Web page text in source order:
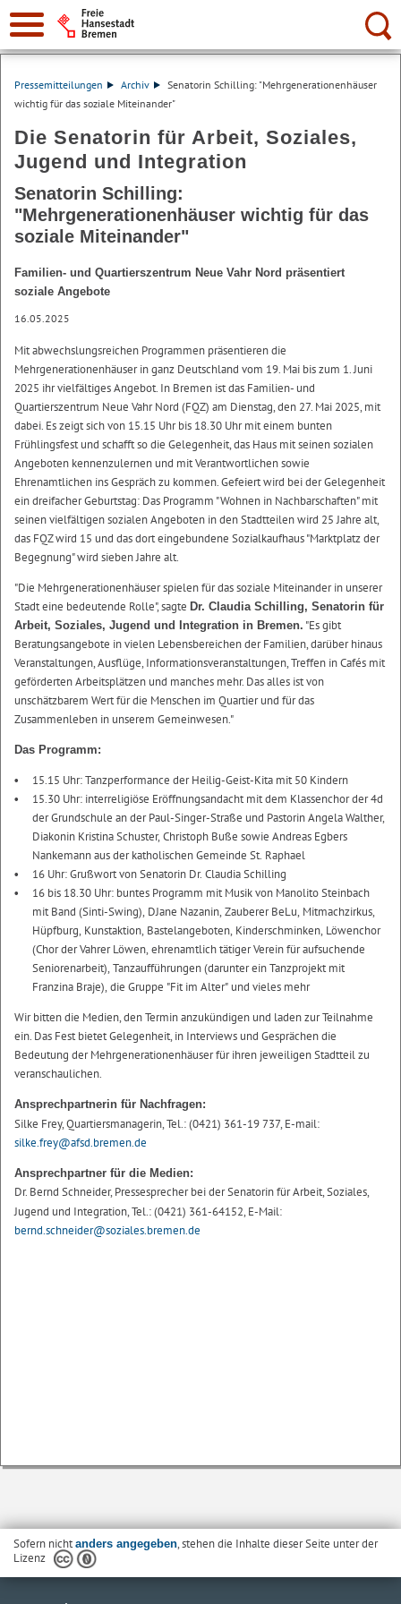
Suche:
Pressemitteilungen Archiv
Senatorin Schilling: "Mehrgenerationenhäuser
wichtig für das soziale Miteinander"
Die Senatorin für Arbeit, Soziales,
Jugend und Integration
Senatorin Schilling:
"Mehrgenerationenhäuser wichtig für das
soziale Miteinander"
Familien- und Quartierszentrum Neue Vahr Nord präsentiert
soziale Angebote
16.05.2025
Mit abwechslungsreichen Programmen präsentieren die
Mehrgenerationenhäuser in ganz Deutschland vom 19. Mai bis zum 1. Juni
2025 ihr vielfältiges Angebot. In Bremen ist das Familien- und
Quartierszentrum Neue Vahr Nord (FQZ) am Dienstag, den 27. Mai 2025, mit
dabei. Es zeigt sich von 15.15 Uhr bis 18.30 Uhr mit einem bunten
Frühlingsfest und schafft so die Gelegenheit, das Haus mit seinen sozialen
Angeboten kennenzulernen und mit Verantwortlichen sowie
Ehrenamtlichen ins Gespräch zu kommen. Gefeiert wird bei der Gelegenheit
ein dreifacher Geburtstag: Das Programm "Wohnen in Nachbarschaften" mit
seinen vielfältigen sozialen Angeboten in den Stadtteilen wird 25 Jahre alt,
das FQZ wird 15 und das dort eingebundene Sozialkaufhaus "Marktplatz der
Begegnung" wird sieben Jahre alt.
"Die Mehrgenerationenhäuser spielen für das soziale Miteinander in unserer
Stadt eine bedeutende Rolle", sagte Dr. Claudia Schilling, Senatorin für
Arbeit, Soziales, Jugend und Integration in Bremen. "Es gibt
Beratungsangebote in vielen Lebensbereichen der Familien, darüber hinaus
Veranstaltungen, Ausflüge, Informationsveranstaltungen, Treffen in Cafés mit
geförderten Arbeitsplätzen und manches mehr. Das alles ist von
unschätzbarem Wert für die Menschen im Quartier und für das
Zusammenleben in unserem Gemeinwesen."
Das Programm:
15.15 Uhr: Tanzperformance der Heilig-Geist-Kita mit 50 Kindern
15.30 Uhr: interreligiöse Eröffnungsandacht mit dem Klassenchor der 4d
der Grundschule an der Paul-Singer-Straße und Pastorin Angela Walther,
Diakonin Kristina Schuster, Christoph Buße sowie Andreas Egbers
Nankemann aus der katholischen Gemeinde St. Raphael
16 Uhr: Grußwort von Senatorin Dr. Claudia Schilling
16 bis 18.30 Uhr: buntes Programm mit Musik von Manolito Steinbach
mit Band (Sinti-Swing), DJane Nazanin, Zauberer BeLu, Mitmachzirkus,
Hüpfburg, Kunstaktion, Bastelangeboten, Kinderschminken, Löwenchor
(Chor der Vahrer Löwen, ehrenamtlich tätiger Verein für aufsuchende
Seniorenarbeit), Tanzaufführungen (darunter ein Tanzprojekt mit
Franzina Braje), die Gruppe "Fit im Alter" und vieles mehr
Wir bitten die Medien, den Termin anzukündigen und laden zur Teilnahme
ein. Das Fest bietet Gelegenheit, in Interviews und Gesprächen die
Bedeutung der Mehrgenerationenhäuser für ihren jeweiligen Stadtteil zu
veranschaulichen.
Ansprechpartnerin für Nachfragen:
Silke Frey, Quartiersmanagerin, Tel.: (0421) 361-19 737, E-mail:
silke.frey@afsd.bremen.de
Ansprechpartner für die Medien:
Dr. Bernd Schneider, Pressesprecher bei der Senatorin für Arbeit, Soziales,
Jugend und Integration, Tel.: (0421) 361-64152, E-Mail:
bernd.schneider@soziales.bremen.de
Sofern nichtanders angegeben, stehen die Inhalte dieser Seite unter der
Lizenz